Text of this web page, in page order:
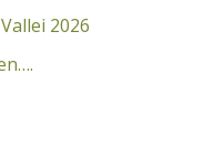
2026